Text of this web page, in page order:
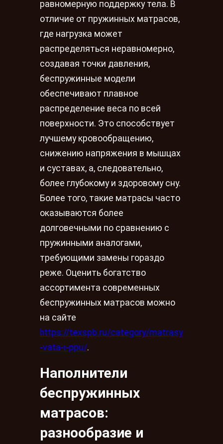
равномерную поддержку тела. В
отличие от пружинных матрасов,
где нагрузка может
распределяться неравномерно,
создавая точки давления,
беспружинные модели
обеспечивают плавное
распределение веса по всей
поверхности. Это способствует
лучшему кровообращению,
снижению напряжения в мышцах
и суставах, а, следовательно,
более глубокому и здоровому сну.
Более того, такие матрасы часто
оказываются более
долговечными по сравнению с
пружинными аналогами,
требующими замены гораздо
реже. Оценить богатство
ассортимента современных
беспружинных матрасов можно
на сайте
https://texspb.ru/category/matrasy
-vata-i-ppu/.
Наполнители
беспружинных
матрасов:
разнообразие и